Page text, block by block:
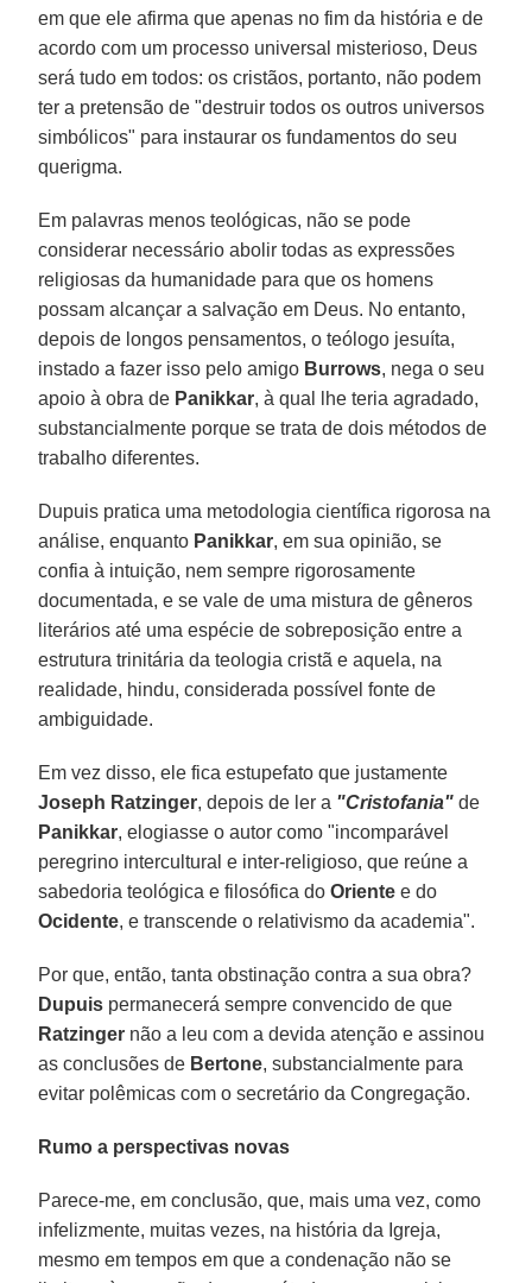
em que ele afirma que apenas no fim da história e de
acordo com um processo universal misterioso, Deus
será tudo em todos: os cristãos, portanto, não podem
ter a pretensão de "destruir todos os outros universos
simbólicos" para instaurar os fundamentos do seu
querigma.
Em palavras menos teológicas, não se pode
considerar necessário abolir todas as expressões
religiosas da humanidade para que os homens
possam alcançar a salvação em Deus. No entanto,
depois de longos pensamentos, o teólogo jesuíta,
instado a fazer isso pelo amigo Burrows, nega o seu
apoio à obra de Panikkar, à qual lhe teria agradado,
substancialmente porque se trata de dois métodos de
trabalho diferentes.
Dupuis pratica uma metodologia científica rigorosa na
análise, enquanto Panikkar, em sua opinião, se
confia à intuição, nem sempre rigorosamente
documentada, e se vale de uma mistura de gêneros
literários até uma espécie de sobreposição entre a
estrutura trinitária da teologia cristã e aquela, na
realidade, hindu, considerada possível fonte de
ambiguidade.
Em vez disso, ele fica estupefato que justamente
Joseph Ratzinger, depois de ler a "Cristofania" de
Panikkar, elogiasse o autor como "incomparável
peregrino intercultural e inter-religioso, que reúne a
sabedoria teológica e filosófica doOriente e do
Ocidente, e transcende o relativismo da academia".
Por que, então, tanta obstinação contra a sua obra?
Dupuis permanecerá sempre convencido de que
Ratzinger não a leu com a devida atenção e assinou
as conclusões de Bertone, substancialmente para
evitar polêmicas com o secretário da Congregação.
Rumo a perspectivas novas
Parece-me, em conclusão, que, mais uma vez, como
infelizmente, muitas vezes, na história da Igreja,
mesmo em tempos em que a condenação não se